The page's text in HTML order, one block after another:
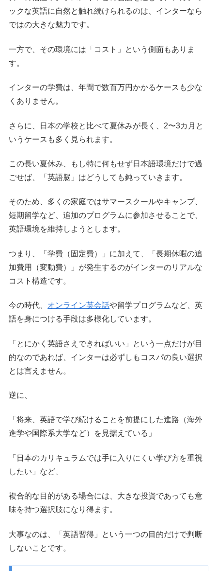
ックな英語に自然と触れ続けられるのは、インターなら
ではの大きな魅力です。
一方で、その環境には「コスト」という側面もありま
す。
インターの学費は、年間で数百万円かかるケースも少な
くありません。
さらに、日本の学校と比べて夏休みが長く、2〜3カ月と
いうケースも多く見られます。
この長い夏休み、もし特に何もせず日本語環境だけで過
ごせば、「英語脳」はどうしても鈍っていきます。
そのため、多くの家庭ではサマースクールやキャンプ、
短期留学など、追加のプログラムに参加させることで、
英語環境を維持しようとします。
つまり、「学費（固定費）」に加えて、「長期休暇の追
加費用（変動費）」が発生するのがインターのリアルな
コスト構造です。
今の時代、 オンライン英会話や留学プログラムなど、英
語を身につける手段は多様化しています。
「とにかく英語さえできればいい」という一点だけが目
的なのであれば、インターは必ずしもコスパの良い選択
とは言えません。
逆に、
「将来、英語で学び続けることを前提にした進路（海外
進学や国際系大学など）を見据えている」
「日本のカリキュラムでは手に入りにくい学び方を重視
したい」など、
複合的な目的がある場合には、大きな投資であっても意
味を持つ選択肢になり得ます。
大事なのは、「英語習得」という一つの目的だけで判断
しないことです。